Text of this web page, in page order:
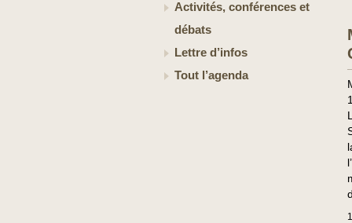
Activités, conférences et
débats
Lettre d’infos
Tout l’agenda